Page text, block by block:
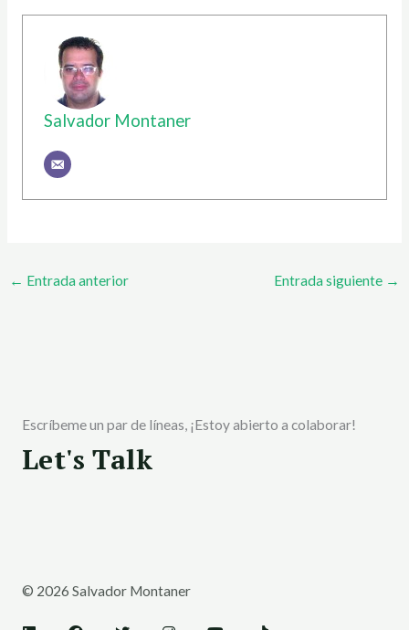
Salvador Montaner
← Entrada anterior Entrada siguiente →
Escríbeme un par de líneas, ¡Estoy abierto a colaborar!
Let's Talk
© 2026 Salvador Montaner
i
a
w
n
i